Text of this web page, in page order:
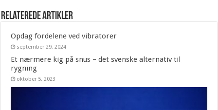
Relaterede artikler
Opdag fordelene ved vibratorer
september 29, 2024
Et nærmere kig på snus – det svenske alternativ til
rygning
oktober 5, 2023